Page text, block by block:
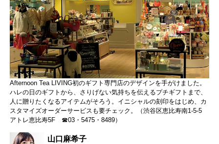
Afternoon Tea LIVING初のギフト専門店のデザインを手がけました。
ハレの日のギフトから、さりげない気持ちを伝えるプチギフトまで、
人に贈りたくなるアイテムがそろう。イニシャルの刻印をはじめ、カ
スタマイズオーダーサービスも要チェック。（渋谷区恵比寿南1-5-5
アトレ恵比寿5F ☎03・5475・8489）
山口麻希子